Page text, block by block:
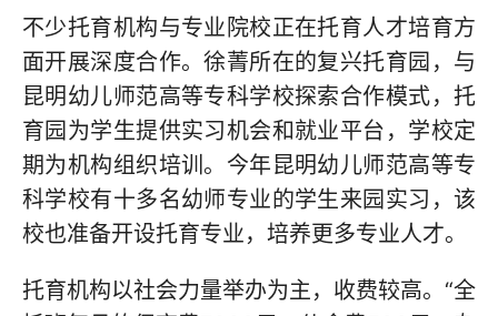
不少托育机构与专业院校正在托育人才培育方
面开展深度合作。徐菁所在的复兴托育园，与
昆明幼儿师范高等专科学校探索合作模式，托
育园为学生提供实习机会和就业平台，学校定
期为机构组织培训。今年昆明幼儿师范高等专
科学校有十多名幼师专业的学生来园实习，该
校也准备开设托育专业，培养更多专业人才。
托育机构以社会力量举办为主，收费较高。“全